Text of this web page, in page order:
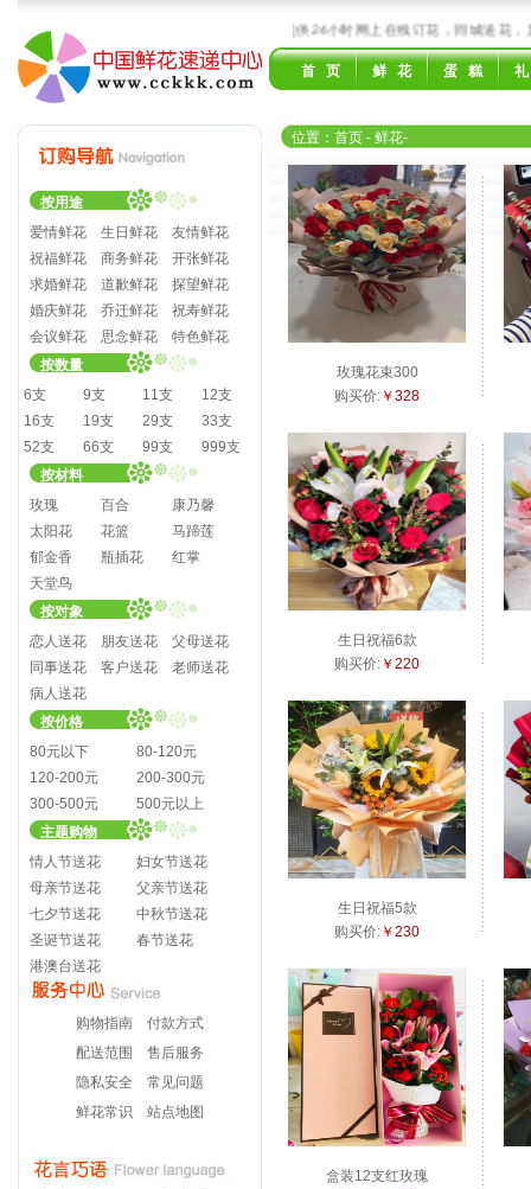
个城市！国内领先的鲜花速递服务商，提供24小时网上在线订花，同城送花，异
首 页 鲜 花 蛋 糕
按用途
爱情鲜花
生日鲜花
友情鲜花
祝福鲜花
商务鲜花
开张鲜花
求婚鲜花
道歉鲜花
探望鲜花
婚庆鲜花
乔迁鲜花
祝寿鲜花
会议鲜花
思念鲜花
特色鲜花
按数量
6支
9支 11支
12支
16支
19支 29支
33支
52支
66支 99支
999支
按材料
玫瑰
百合
康乃馨
太阳花
花篮
马蹄莲
郁金香
瓶插花
红掌
天堂鸟
按对象
恋人送花
朋友送花
父母送花
同事送花
客户送花
老师送花
病人送花
按价格
80元以下
80-120元
120-200元
200-300元
300-500元
500元以上
主题购物
情人节送花
妇女节送花
母亲节送花
父亲节送花
七夕节送花
中秋节送花
圣诞节送花
春节送花
港澳台送花
购物指南
付款方式
配送范围
售后服务
隐私安全
常见问题
鲜花常识
站点地图
位置： 首页 - 鲜花-
玫瑰花束300
购买价: ￥328
生日祝福6款
购买价: ￥220
生日祝福5款
购买价: ￥230
盒装12支红玫瑰